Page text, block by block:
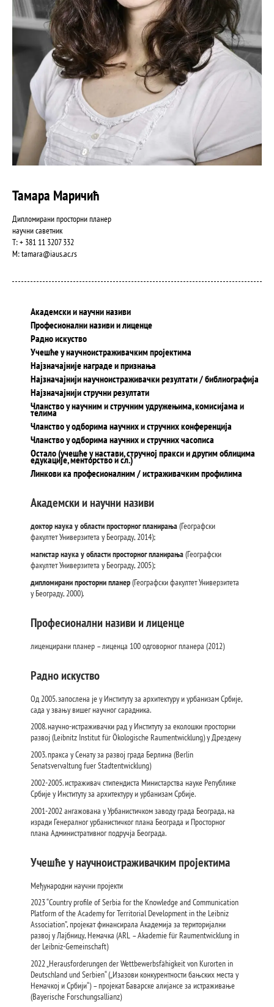
Тамара Маричић
Дипломирани просторни планер
научни саветник
Т: + 381 11 3207 332
М:tamara@iaus.ac.rs
Академски и научни називи
Професионални називи и лиценце
Радно искуство
Учешће у научноистраживачким пројектима
Најзначајније награде и признања
Најзначајнији научноистраживачки резултати / библиографија
Најзначајнији стручни резултати
Чланство у научним и стручним удружењима, комисијама и
телима
Чланство у одборима научних и стручних конференција
Чланство у одборима научних и стручних часописа
Остало (учешће у настави, стручној пракси и другим облицима
едукације, менторство и сл.)
Линкови ка професионалним / истраживачким профилима
Академски и научни називи
доктор наука у области просторног планирања(Географски
факултет Универзитета у Београду, 2014);
магистар наука у области просторног планирања(Географски
факултет Универзитета у Београду, 2005);
дипломирани просторни планер(Географски факултет Универзитета
у Београду, 2000).
Професионални називи и лиценце
лиценцирани планер – лиценца 100 одговорног планера (2012)
Радно искуство
Од 2005. запослена је у Институту за архитектуру и урбанизам Србије,
сада у звању вишег научног сарадника.
2008. научно-истраживачки рад у Институту за еколошки просторни
развој (Leibnitz Institut für Ökologische Raumentwicklung) у Дрездену
2003. праксa у Сенату за развој града Берлина (Berlin
Senatsvervaltung fuer Stadtentwicklung)
2002-2005. истраживач стипендиста Mинистарства науке Републике
Србије у Институту за архитектуру и урбанизам Србије.
2001-2002 ангажована у Урбанистичком заводу града Београда, на
изради Генералног урбанистичког плана Београда и Просторног
плана Административног подручја Београда.
Учешће у научноистраживачким пројектима
Међународни научни пројекти
2023 “Country profile of Serbia for the Knowledge and Communication
Platform of the Academy for Territorial Development in the Leibniz
Association”, пројекат финансирала Академија за територијални
развој у Лајбницу, Немачка (ARL – Akademie für Raumentwicklung in
der Leibniz-Gemeinschaft)
2022 „Herausforderungen der Wettbewerbsfähigkeit von Kurorten in
Deutschland und Serbien“ („Изазови конкурентности бањских места у
Немачкој и Србији“) – пројекат Баварске алијансе за истраживање
(Bayerische Forschungsallianz)